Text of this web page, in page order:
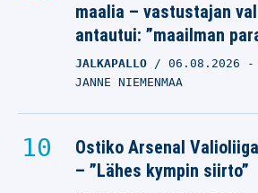
maalia – vastustajan
antautui: ”maailman
JALKAPALLO 06.08.2026 -
JANNE NIEMENMAA
Ostiko Arsenal
– ”Lähes kympin siirto”